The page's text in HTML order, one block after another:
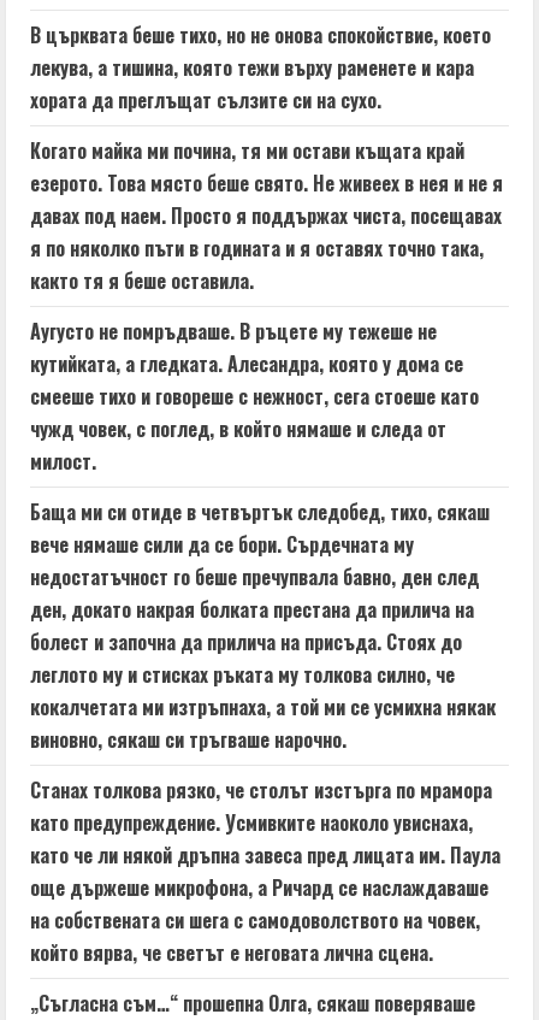
В църквата беше тихо, но не онова спокойствие, което
лекува, а тишина, която тежи върху раменете и кара
хората да преглъщат сълзите си на сухо.
Когато майка ми почина, тя ми остави къщата край
езерото. Това място беше свято. Не живеех в нея и не я
давах под наем. Просто я поддържах чиста, посещавах
я по няколко пъти в годината и я оставях точно така,
както тя я беше оставила.
Аугусто не помръдваше. В ръцете му тежеше не
кутийката, а гледката. Алесандра, която у дома се
смееше тихо и говореше с нежност, сега стоеше като
чужд човек, с поглед, в който нямаше и следа от
милост.
Баща ми си отиде в четвъртък следобед, тихо, сякаш
вече нямаше сили да се бори. Сърдечната му
недостатъчност го беше пречупвала бавно, ден след
ден, докато накрая болката престана да прилича на
болест и започна да прилича на присъда. Стоях до
леглото му и стисках ръката му толкова силно, че
кокалчетата ми изтръпнаха, а той ми се усмихна някак
виновно, сякаш си тръгваше нарочно.
Станах толкова рязко, че столът изстърга по мрамора
като предупреждение. Усмивките наоколо увиснаха,
като че ли някой дръпна завеса пред лицата им. Паула
още държеше микрофона, а Ричард се наслаждаваше
на собствената си шега с самодоволството на човек,
който вярва, че светът е неговата лична сцена.
„Съгласна съм…“ прошепна Олга, сякаш поверяваше